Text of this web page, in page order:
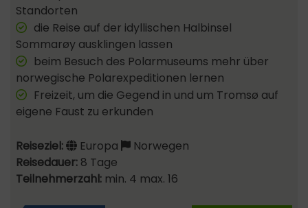
Standorten
die Reise auf der idyllischen Halbinsel
Sommarøy ausklingen lassen
beim Besuch des Polarmuseums mehr über
norwegische Polarexpeditionen lernen
Freizeit, um die Gegend in und um Tromsø auf
eigene Faust zu erkunden
Reiseziel: Europa
Norwegen
Reisedauer: 8 Tage
Teilnehmerzahl: min. 4 max. 16